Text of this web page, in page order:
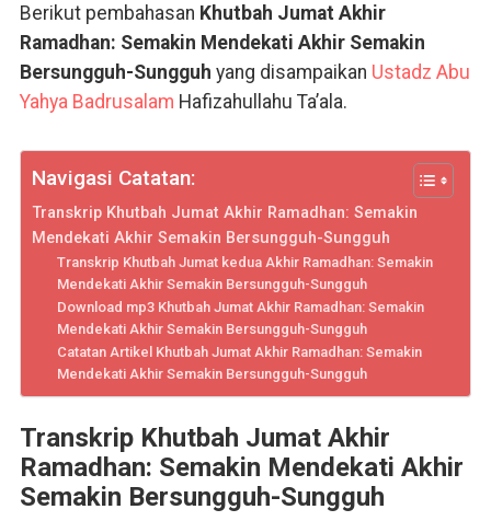
Berikut pembahasan Khutbah Jumat Akhir
Ramadhan: Semakin Mendekati Akhir Semakin
Bersungguh-Sungguh yang disampaikan Ustadz Abu
Yahya Badrusalam Hafizahullahu Ta’ala.
Navigasi Catatan:
Transkrip Khutbah Jumat Akhir Ramadhan: Semakin
Mendekati Akhir Semakin Bersungguh-Sungguh
Transkrip Khutbah Jumat kedua Akhir Ramadhan: Semakin
Mendekati Akhir Semakin Bersungguh-Sungguh
Download mp3 Khutbah Jumat Akhir Ramadhan: Semakin
Mendekati Akhir Semakin Bersungguh-Sungguh
Catatan Artikel Khutbah Jumat Akhir Ramadhan: Semakin
Mendekati Akhir Semakin Bersungguh-Sungguh
Transkrip Khutbah Jumat Akhir
Ramadhan: Semakin Mendekati Akhir
Semakin Bersungguh-Sungguh